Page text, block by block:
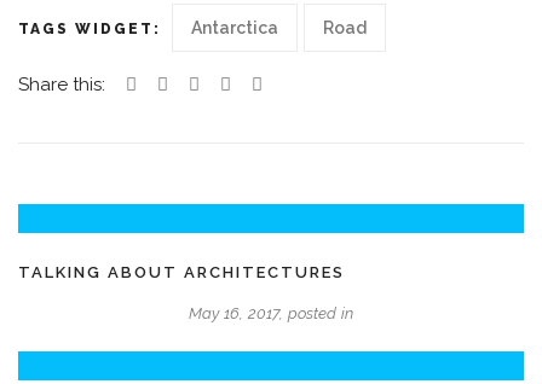
TAGS WIDGET: Antarctica Road
Share this:
TALKING ABOUT ARCHITECTURES
May 16, 2017, posted in